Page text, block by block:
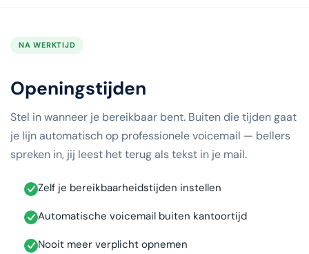
NA WERKTIJD
Openingstijden
Stel in wanneer je bereikbaar bent. Buiten die tijden gaat
je lijn automatisch op professionele voicemail — bellers
spreken in, jij leest het terug als tekst in je mail.
Zelf je bereikbaarheidstijden instellen
Automatische voicemail buiten kantoortijd
Nooit meer verplicht opnemen